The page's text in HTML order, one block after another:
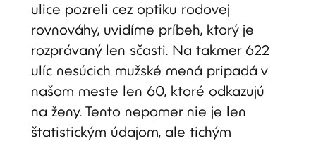
ulice pozreli cez optiku rodovej
rovnováhy, uvidíme príbeh, ktorý je
rozprávaný len sčasti. Na takmer 622
ulíc nesúcich mužské mená pripadá v
našom meste len 60, ktoré odkazujú
na ženy. Tento nepomer nie je len
štatistickým údajom, ale tichým